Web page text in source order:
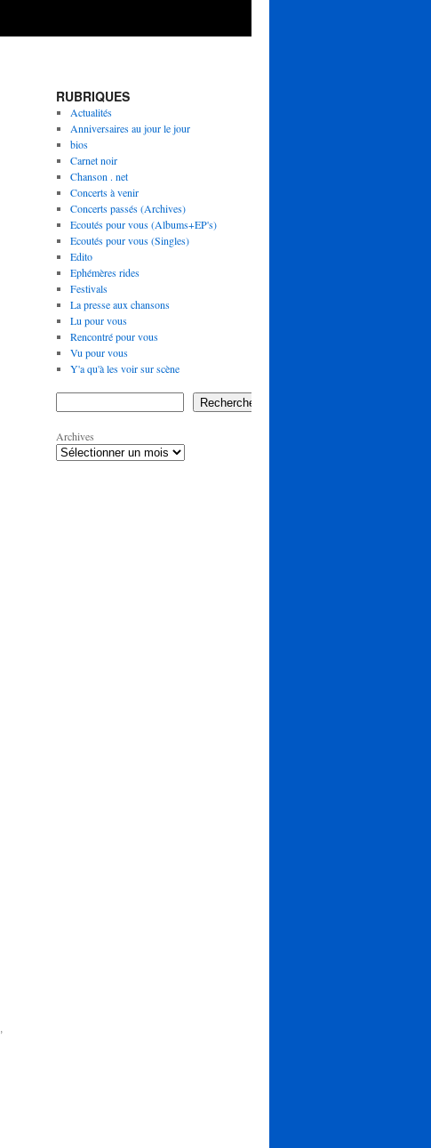
,
RUBRIQUES
Actualités
Anniversaires au jour le jour
bios
Carnet noir
Chanson . net
Concerts à venir
Concerts passés (Archives)
Ecoutés pour vous (Albums+EP's)
Ecoutés pour vous (Singles)
Edito
Ephémères rides
Festivals
La presse aux chansons
Lu pour vous
Rencontré pour vous
Vu pour vous
Y'a qu'à les voir sur scène
Rechercher
Archives